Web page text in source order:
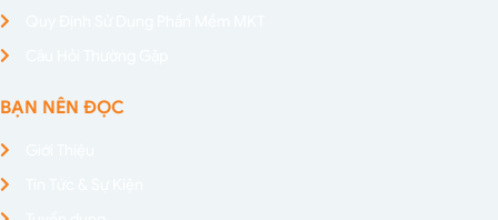
BẠN NÊN ĐỌC